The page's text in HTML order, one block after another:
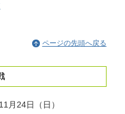
ページの先頭へ戻る
月24日（日）